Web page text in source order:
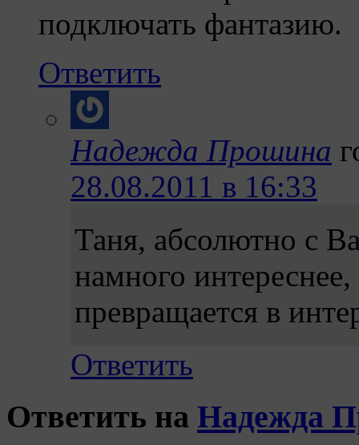
подключать фантазию.
Ответить
Надежда Прошина
28.08.2011 в 16:33
Таня, абсолютно с
намного
превращается в
Ответить
Ответить на Надежда